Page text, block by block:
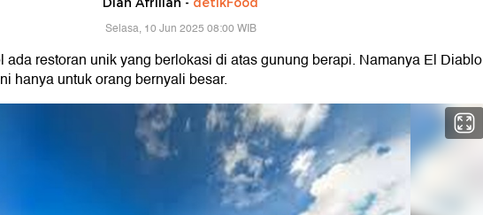
Selasa, 10 Jun 2025 08:00 WIB
ada restoran unik yang berlokasi di atas gunung berapi. Namanya El Diablo
hanya untuk orang bernyali besar.